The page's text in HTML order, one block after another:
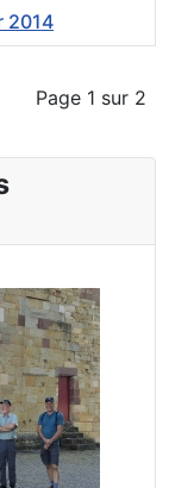
2014
Page 1 sur 2